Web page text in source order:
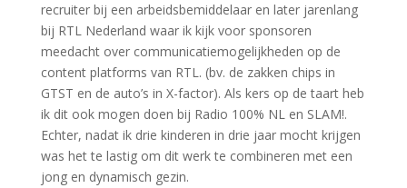
recruiter bij een arbeidsbemiddelaar en later jarenlang
bij RTL Nederland waar ik kijk voor sponsoren
meedacht over communicatiemogelijkheden op de
content platforms van RTL. (bv. de zakken chips in
GTST en de auto’s in X-factor). Als kers op de taart heb
ik dit ook mogen doen bij Radio 100% NL en SLAM!.
Echter, nadat ik drie kinderen in drie jaar mocht krijgen
was het te lastig om dit werk te combineren met een
jong en dynamisch gezin.